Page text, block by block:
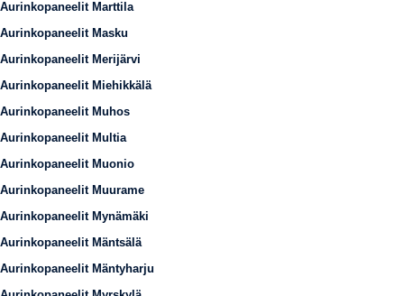
Aurinkopaneelit Marttila
Aurinkopaneelit Masku
Aurinkopaneelit Merijärvi
Aurinkopaneelit Miehikkälä
Aurinkopaneelit Muhos
Aurinkopaneelit Multia
Aurinkopaneelit Muonio
Aurinkopaneelit Muurame
Aurinkopaneelit Mynämäki
Aurinkopaneelit Mäntsälä
Aurinkopaneelit Mäntyharju